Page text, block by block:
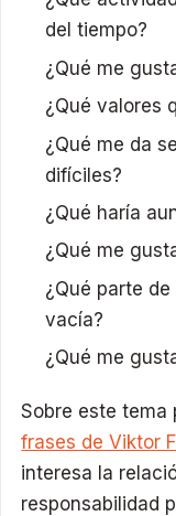
del tiempo?
¿Qué me
¿Qué valores
¿Qué me da
difíciles?
¿Qué haría
¿Qué me
¿Qué parte
vacía?
¿Qué me
Sobre este tema
frases de Viktor
interesa la
responsabilidad